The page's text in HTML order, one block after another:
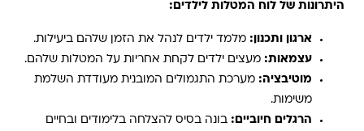
היתרונות של לוח המטלות לילדים:
ארגון ותכנון:מלמד ילדים לנהל את הזמן שלהם ביעילות.
עצמאות: מעצים ילדים לקחת אחריות על המטלות שלהם.
מוטיבציה:מערכת התגמולים המובנית מעודדת השלמת
משימות.
הרגלים חיוביים:בונה בסיס להצלחה בלימודים ובחיים